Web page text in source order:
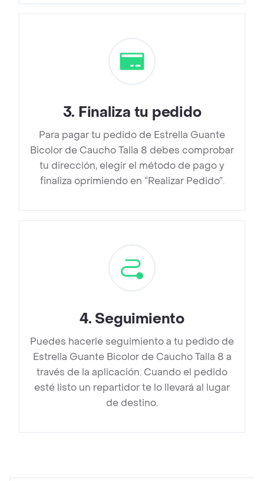
3. Finaliza tu pedido
Para pagar tu pedido de Estrella Guante
Bicolor de Caucho Talla 8 debes comprobar
tu dirección, elegir el método de pago y
finaliza oprimiendo en “Realizar Pedido”.
4. Seguimiento
Puedes hacerle seguimiento a tu pedido de
Estrella Guante Bicolor de Caucho Talla 8 a
través de la aplicación. Cuando el pedido
esté listo un repartidor te lo llevará al lugar
de destino.